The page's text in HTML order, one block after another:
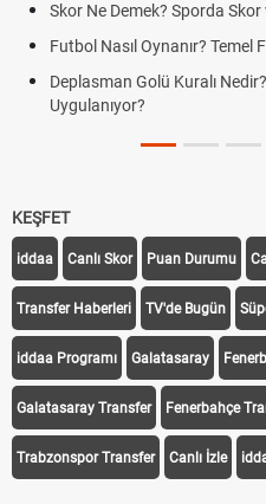
Skor Ne Demek? Sporda
Futbol Nasıl Oynanır? Temel
Deplasman Golü Kuralı
Uygulanıyor?
KEŞFET
iddaa Canlı Skor Puan Durumu
Transfer Haberleri TV'de Bugün
iddaa Programı Galatasaray
Galatasaray Transfer Fenerbahçe
Trabzonspor Transfer Canlı İzle